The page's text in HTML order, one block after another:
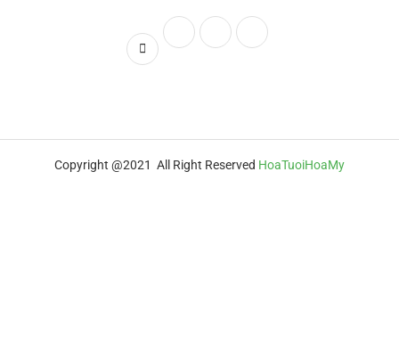
Copyright @2021 All Right Reserved HoaTuoiHoaMy